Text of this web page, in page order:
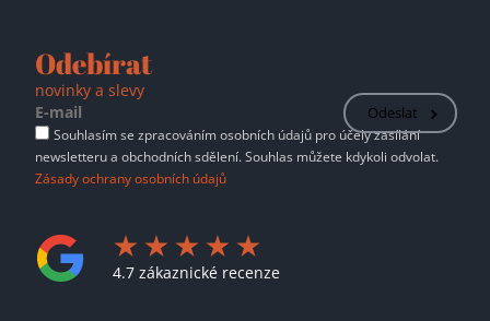
Odebírat
novinky a slevy
Odeslat
Souhlasím se zpracováním osobních údajů pro účely zasílání
newsletteru a obchodních sdělení. Souhlas můžete kdykoli odvolat.
Zásady ochrany osobních údajů
4.7 zákaznické recenze